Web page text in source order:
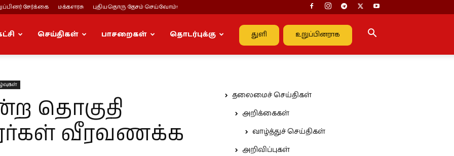
சேர்க்கை மக்களரசு புதியதொரு தேசம் செய்வோம்!
துளி உறுப்பினராக
செய்திகள் பாசறைகள் தொடர்புக்கு
தொகுதி
வீரவணக்க
தலைமைச் செய்திகள்
அறிக்கைகள்
வாழ்த்துச் செய்திகள்
அறிவிப்புகள்